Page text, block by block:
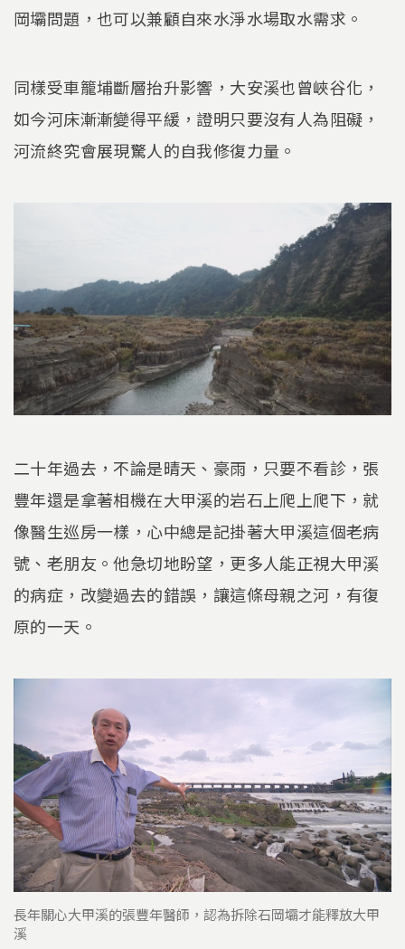
岡壩問題，也可以兼顧自來水淨水場取水需求。
同樣受車籠埔斷層抬升影響，大安溪也曾峽谷化，
如今河床漸漸變得平緩，證明只要沒有人為阻礙，
河流終究會展現驚人的自我修復力量。
二十年過去，不論是晴天、豪雨，只要不看診，張
豐年還是拿著相機在大甲溪的岩石上爬上爬下，就
像醫生巡房一樣，心中總是記掛著大甲溪這個老病
號、老朋友。他急切地盼望，更多人能正視大甲溪
的病症，改變過去的錯誤，讓這條母親之河，有復
原的一天。
長年關心大甲溪的張豐年醫師，認為拆除石岡壩才能釋放大甲
溪